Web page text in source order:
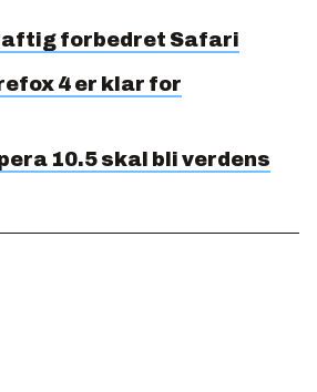
forbedret Safari
4 er klar for
10.5 skal bli verdens